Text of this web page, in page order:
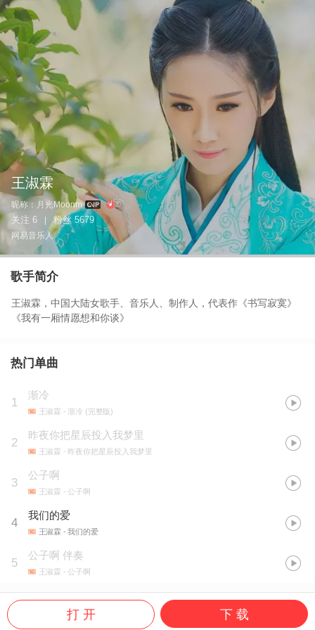
王淑霖
昵称： 月光Moonm
关注 6 粉丝 5679
网易音乐人
歌手简介
王淑霖，中国大陆女歌手、音乐人、制作人，代表作《书写寂寞》
《我有一厢情愿想和你谈》
热门单曲
1
渐冷
王淑霖 - 渐冷 (完整版)
2
昨夜你把星辰投入我梦里
王淑霖 - 昨夜你把星辰投入我梦里
3
公子啊
王淑霖 - 公子啊
4
我们的爱
王淑霖 - 我们的爱
5
公子啊 伴奏
王淑霖 - 公子啊
打 开 下 载